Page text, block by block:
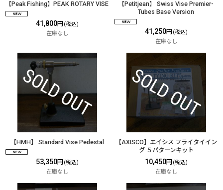
【Peak Fishing】PEAK ROTARY VISE
41,800円 (税込)
在庫なし
【Petitjean】 Swiss Vise Premier-
Tubes Base Version
41,250円 (税込)
在庫なし
【HMH】 Standard Vise Pedestal
53,350円 (税込)
在庫なし
【AXISCO】エイシス フライタイイン
グ ５パターンキット
10,450円 (税込)
在庫なし